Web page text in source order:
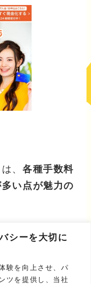
シーを大切に
験を向上させ、パ
ツを提供し、当社
、 各種手数料
い点が魅力の
料や利用手数
ありません。